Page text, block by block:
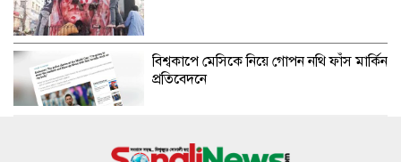
বিশ্বকাপে মেসিকে নিয়ে গোপন নথি ফাঁস মার্কিন
প্রতিবেদনে
তারেক রহমানকেও আয়নাঘরে নিয়ে নির্যাতন